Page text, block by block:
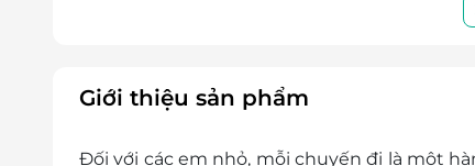
Trẻ em tính từ 1m00 đến dưới 1m30:
Đặt ít nhất 3 ngày trước ngày sử dụng
Vui lòng đặt từ 02 khách trở lên
Giới thiệu sản phẩm
Đối với các em nhỏ, mỗi chuyến đi là một